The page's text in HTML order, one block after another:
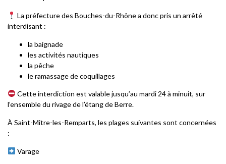
La préfecture des Bouches-du-Rhône a donc pris un arrêté
interdisant :
la baignade
les activités nautiques
la pêche
le ramassage de coquillages
Cette interdiction est valable jusqu’au mardi 24 à minuit, sur
l’ensemble du rivage de l’étang de Berre.
À Saint-Mitre-les-Remparts, les plages suivantes sont concernées
:
Varage